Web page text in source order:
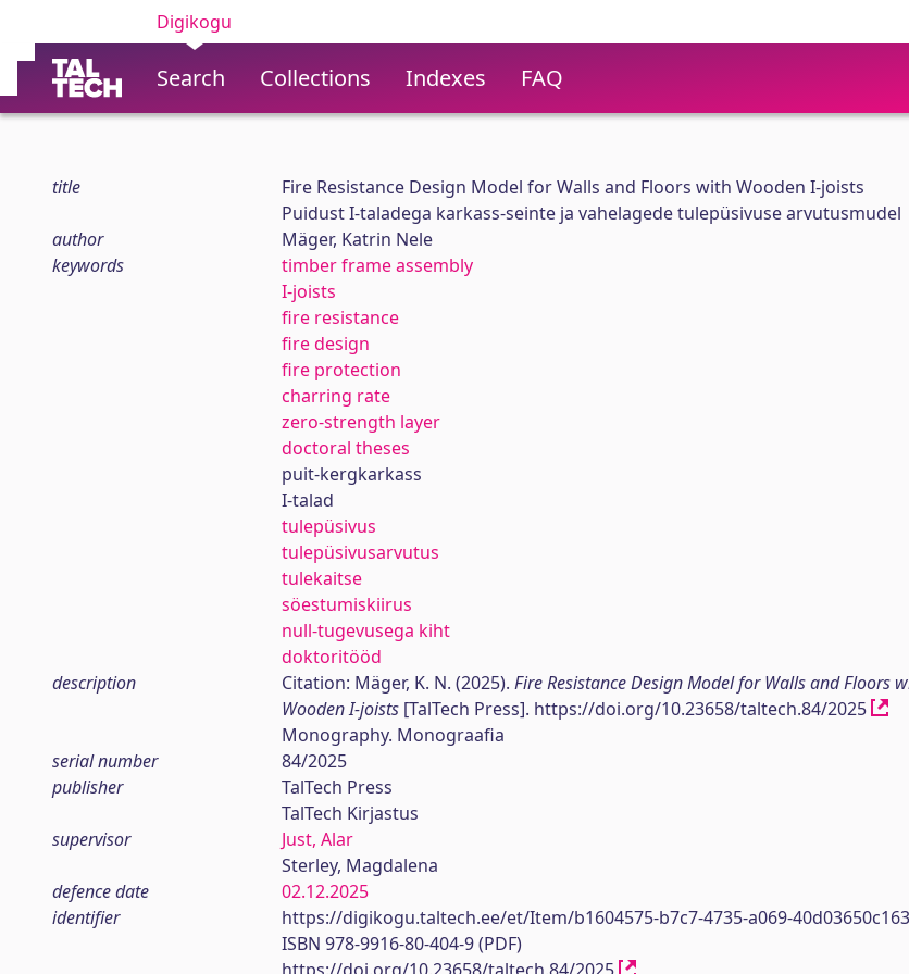
Digikogu
Search Collections Indexes FAQ
title
Fire Resistance Design Model for Walls and Floors with Wooden I-joists
Puidust I-taladega karkass-seinte ja vahelagede tulepüsivuse arvutusmudel
author
Mäger, Katrin Nele
keywords
timber frame assembly
I-joists
fire resistance
fire design
fire protection
charring rate
zero-strength layer
doctoral theses
puit-kergkarkass
I-talad
tulepüsivus
tulepüsivusarvutus
tulekaitse
söestumiskiirus
null-tugevusega kiht
doktoritööd
description
Citation: Mäger, K. N. (2025). Fire Resistance Design Model for Walls and Floors
Wooden I-joists[TalTech Press]. https://doi.org/10.23658/taltech.84/2025
Monography. Monograafia
serial number
84/2025
publisher
TalTech Press
TalTech Kirjastus
supervisor
Just, Alar
Sterley, Magdalena
defence date
02.12.2025
identifier
https://digikogu.taltech.ee/et/Item/b1604575-b7c7-4735-a069-40d03650c163
ISBN 978-9916-80-404-9 (PDF)